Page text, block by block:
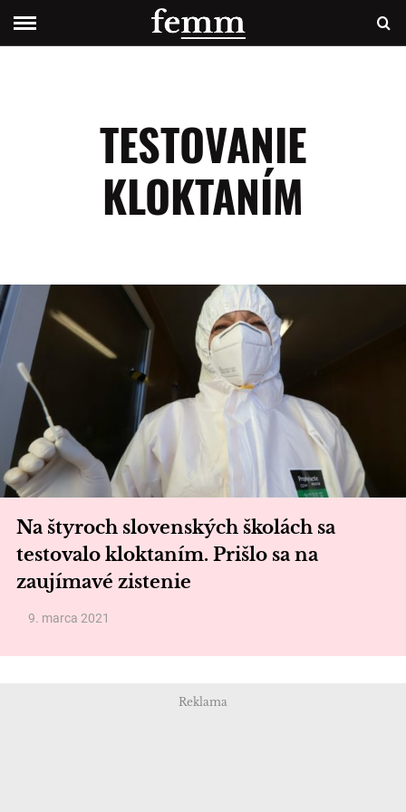
TESTOVANIE
KLOKTANÍM
Na štyroch slovenských školách sa
testovalo kloktaním. Prišlo sa na
zaujímavé zistenie
9. marca 2021
Reklama